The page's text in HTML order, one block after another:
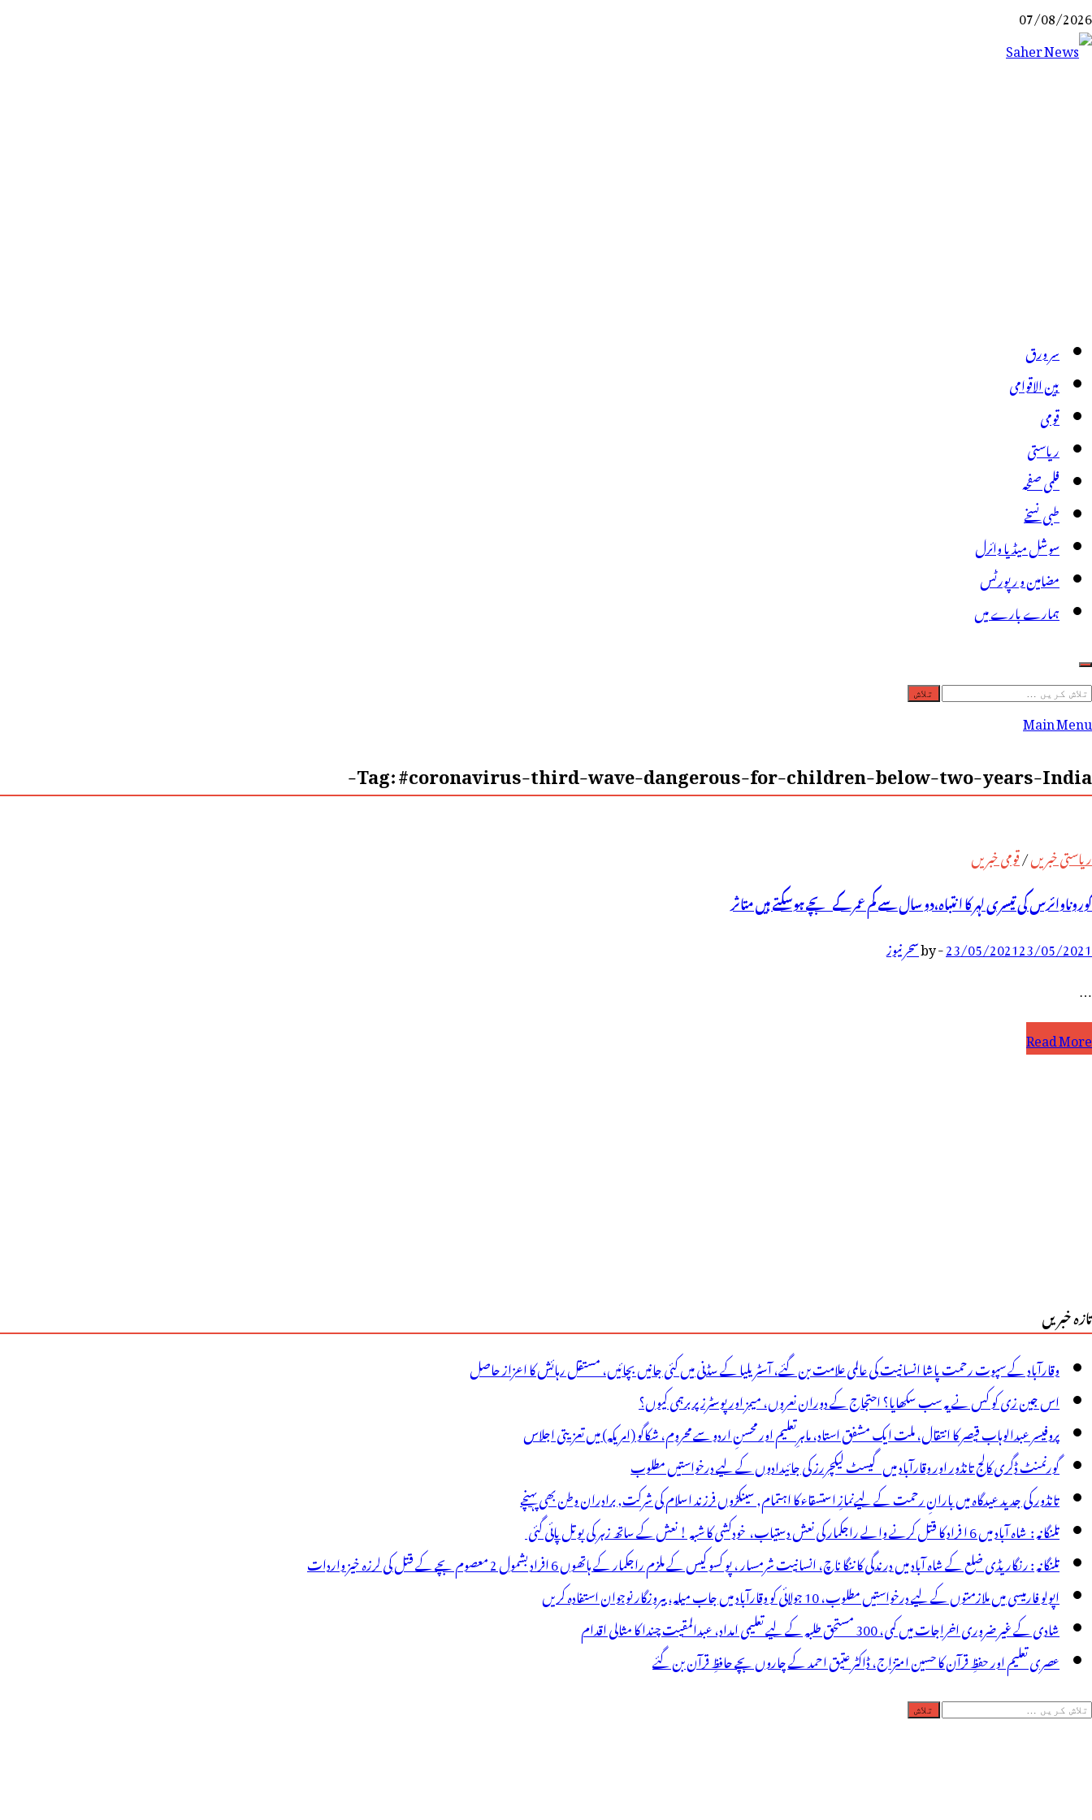
Skip
to
07/08/2026
سر ورق
بین الاقوامی
قومی
ریاستی
فلمی صفحہ
طبی نسخے
سوشل میڈیا وائرل
مضامین و رپورٹس
ہمارے بارے میں
تلاش
کریں
Main Menu
Tag:#coronavirus-third-wave-dangerous-for-children-below-two-years-India-
ریاستی خبریں/قومی خبریں
کوروناوائرس کی تیسری لہر کا انتباہ،دو سال سے کم عمر کے بچے ہوسکتے ہیں متاثر
23/05/202123/05/2021
-
byسحر نیوز
…
کوروناوائرس
عمر
کے
بچے
ہوسکتے
ہیں
متاثر
Read More
تازہ خبریں
وقارآباد کے سپوت رحمت پاشا انسانیت کی عالمی علامت بن گئے، آسٹریلیا کے سڈنی میں کئی جانیں بچائیں، مستقل رہائش کا اعزاز حاصل
اس جین زی کو کس نے یہ سب سکھایا؟ احتجاج کے دوران نعروں، میمز اور پوسٹرز پر برہمی کیوں؟
پروفیسر عبدالوہاب قیصر کا انتقال، ملت ایک مشفق استاد، ماہرِتعلیم اور محسنِ اردو سے محروم، شکاگو (امریکہ) میں تعزیتی اجلاس
گورنمنٹ ڈگری کالج تانڈور اور وقارآباد میں گیسٹ لیکچررز کی جائیدادوں کے لیے درخواستیں مطلوب
تانڈور کی جدید عیدگاہ میں بارانِ رحمت کے لیےنمازِ استسقاء کا اہتمام, سینکڑوں فرزند اسلام کی شرکت, برادران وطن بھی پہنچے
تلنگانہ : شاہ آباد میں 6 ا فراد کا قتل کرنے والے راجکمار کی نعش دستیاب، خودکشی کا شبہ ! نعش کے ساتھ زہر کی بوتل پائی گئی
تلنگانہ : رنگاریڈی ضلع کے شاہ آباد میں درندگی کا ننگا ناچ، انسانیت شرمسار ، پو کسو کیس کے ملزم راجکمار کے ہاتھوں 6 افراد بشمول 2 معصوم بچے کے قتل کی لرزہ خیز واردات
اپولو فارمیسی میں ملازمتوں کے لیے درخواستیں مطلوب، 10 جولائی کو وقارآباد میں جاب میلہ، بیروزگار نوجوان استفادہ کریں
شادی کے غیر ضروری اخراجات میں کمی، 300 مستحق طلبہ کے لیے تعلیمی امداد، عبدالمقیت چندا کا مثالی اقدام
عصری تعلیم اور حفظِ قرآن کا حسین امتزاج، ڈاکٹر عتیق احمد کے چاروں بچے حافظِ قرآن بن گئے
تلاش